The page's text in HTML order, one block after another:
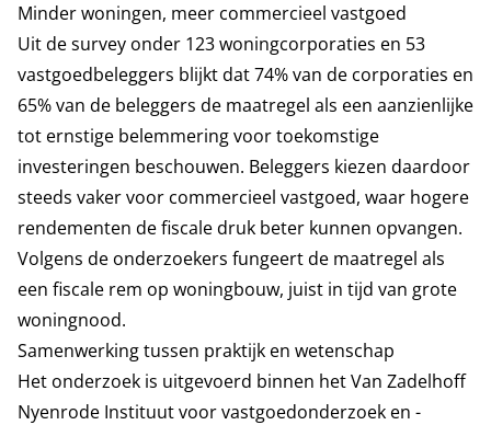
Minder woningen, meer commercieel vastgoed
Uit de survey onder 123 woningcorporaties en 53
vastgoedbeleggers blijkt dat 74% van de corporaties en
65% van de beleggers de maatregel als een aanzienlijke
tot ernstige belemmering voor toekomstige
investeringen beschouwen. Beleggers kiezen daardoor
steeds vaker voor commercieel vastgoed, waar hogere
rendementen de fiscale druk beter kunnen opvangen.
Volgens de onderzoekers fungeert de maatregel als
een fiscale rem op woningbouw, juist in tijd van grote
woningnood.
Samenwerking tussen praktijk en wetenschap
Het onderzoek is uitgevoerd binnen het Van Zadelhoff
Nyenrode Instituut voor vastgoedonderzoek en -